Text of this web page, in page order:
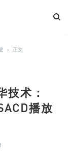
› 正文
技术：
播放